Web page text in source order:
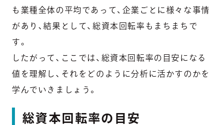
も業種全体の平均であって、企業ごとに様々な事情
があり、結果として、総資本回転率もまちまちで
す。
したがって、ここでは、総資本回転率の目安になる
値を理解し、それをどのように分析に活かすのかを
学んでいきましょう。
総資本回転率の目安